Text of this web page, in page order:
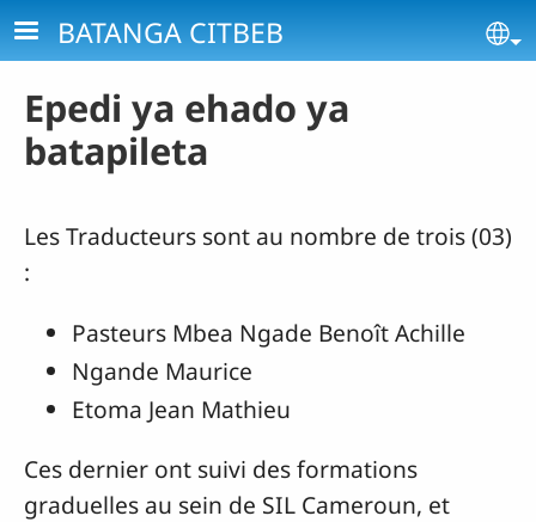
Aller au contenu principal
BATANGA CITBEB
Epedi ya ehado ya
batapileta
Les Traducteurs sont au nombre de trois (03)
:
Pasteurs Mbea Ngade Benoît Achille
Ngande Maurice
Etoma Jean Mathieu
Ces dernier ont suivi des formations
graduelles au sein de SIL Cameroun, et